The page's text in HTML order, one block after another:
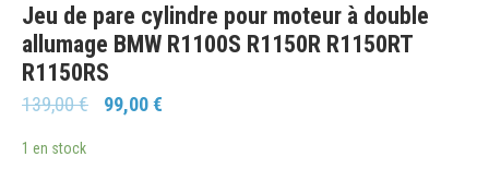
Jeu de pare cylindre pour moteur à double
allumage BMW R1100S R1150R R1150RT
R1150RS
139,00€ 99,00€
1 en stock